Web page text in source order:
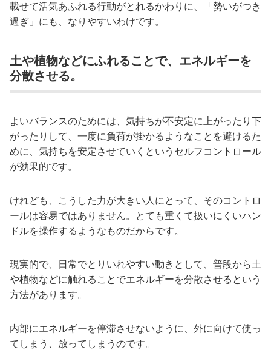
載せて活気あふれる行動がとれるかわりに、「勢いがつき
過ぎ」にも、なりやすいわけです。
土や植物などにふれることで、エネルギーを
分散させる。
よいバランスのためには、気持ちが不安定に上がったり下
がったりして、一度に負荷が掛かるようなことを避けるた
めに、気持ちを安定させていくというセルフコントロール
が効果的です。
けれども、こうした力が大きい人にとって、そのコントロ
ールは容易ではありません。とても重くて扱いにくいハン
ドルを操作するようなものだからです。
現実的で、日常でとりいれやすい動きとして、普段から土
や植物などに触れることでエネルギーを分散させるという
方法があります。
内部にエネルギーを停滞させないように、外に向けて使っ
てしまう、放ってしまうのです。